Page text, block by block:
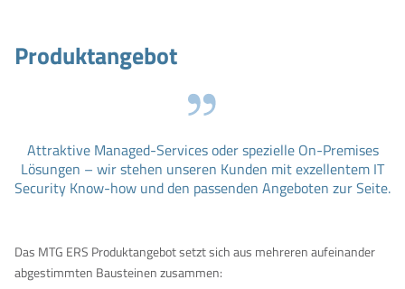
Produktangebot
Attraktive Managed-Services oder spezielle On-Premises
Lösungen – wir stehen unseren Kunden mit exzellentem IT
Security Know-how und den passenden Angeboten zur Seite.
Das MTG ERS Produktangebot setzt sich aus mehreren aufeinander
abgestimmten Bausteinen zusammen: